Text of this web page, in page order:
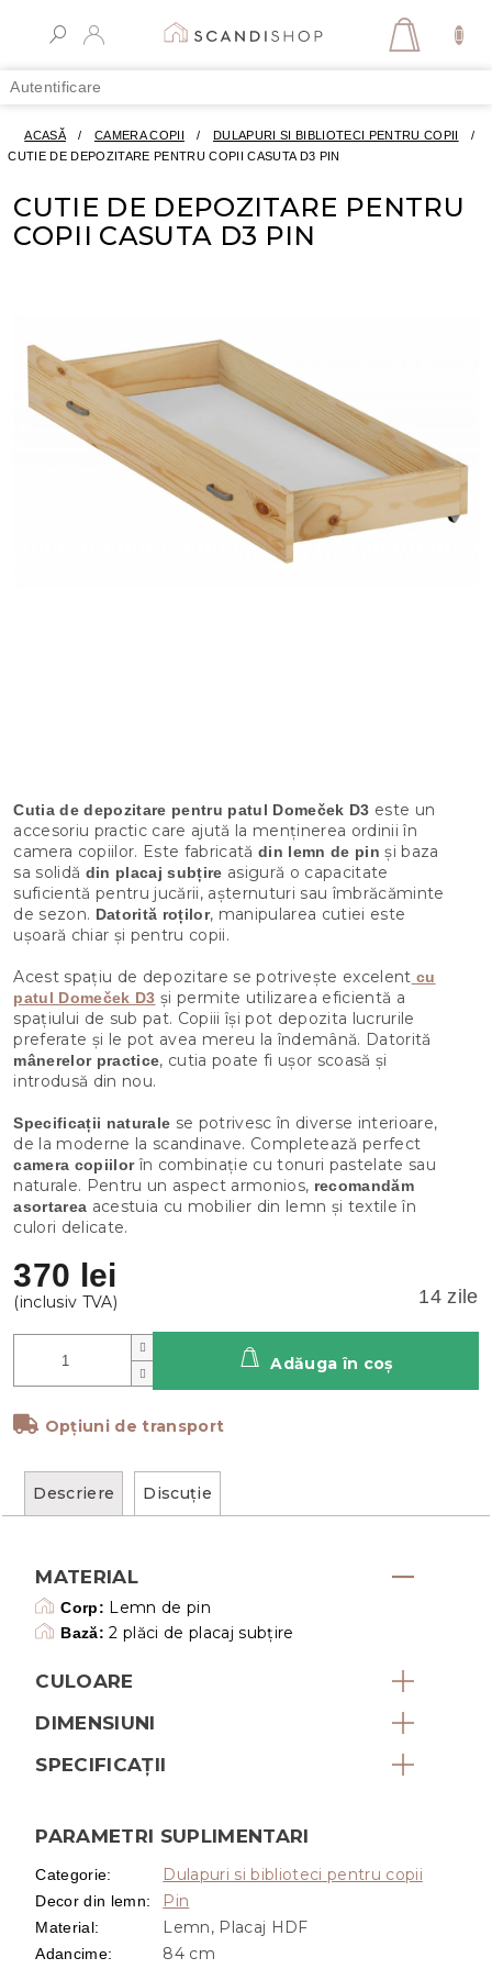
conținut
Autentificare
COŞ
ACASĂ / CAMERA COPII / DULAPURI SI BIBLIOTECI PENTRU COPII
/
CUTIE DE DEPOZITARE PENTRU COPII CASUTA D3 PIN
CUTIE DE DEPOZITARE PENTRU
COPII CASUTA D3 PIN
370 lei
14 zile
Opțiuni de transport
Adăuga în coş
Cutia de depozitare pentru patul Domeček D3 este un
accesoriu practic care ajută la menținerea ordinii în
camera copiilor. Este fabricată din lemn de pin și baza
sa solidă din placaj subțire asigură o capacitate
suficientă pentru jucării, așternuturi sau îmbrăcăminte
de sezon. Datorită roților, manipularea cutiei este
ușoară chiar și pentru copii.
Acest spațiu de depozitare se potrivește excelent cu
patul Domeček D3 și permite utilizarea eficientă a
spațiului de sub pat. Copiii își pot depozita lucrurile
preferate și le pot avea mereu la îndemână. Datorită
mânerelor practice, cutia poate fi ușor scoasă și
introdusă din nou.
Specificații naturale se potrivesc în diverse interioare,
de la moderne la scandinave. Completează perfect
camera copiilorîn combinație cu tonuri pastelate sau
naturale. Pentru un aspect armonios, recomandăm
asortarea acestuia cu mobilier din lemn și textile în
culori delicate.
Descriere Discuţie
MATERIAL
Corp: Lemn de pin
Bază: 2 plăci de placaj subțire
CULOARE
DIMENSIUNI
SPECIFICAȚII
PARAMETRI SUPLIMENTARI
Categorie: Dulapuri si biblioteci pentru copii
Decor din lemn: Pin
Material: Lemn, Placaj HDF
Adancime: 84 cm